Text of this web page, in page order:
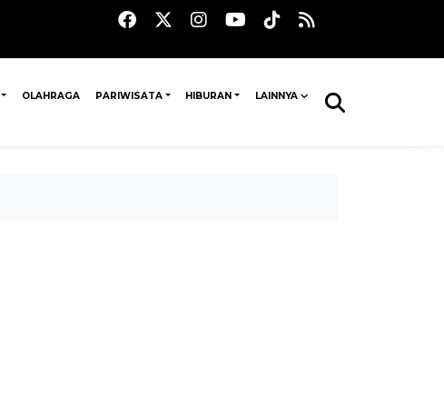
OLAHRAGA PARIWISATA HIBURAN LAINNYA